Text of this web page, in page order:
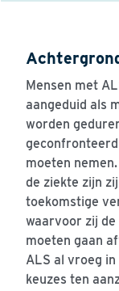
Mensen met
aangeduid als
worden
moeten
de ziekte zijn
toekomstige
waarvoor zij de
moeten gaan
ALS al vroeg
keuzes ten